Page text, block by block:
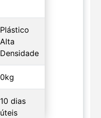
Plástico
Alta
Densidade
0kg
10 dias
úteis